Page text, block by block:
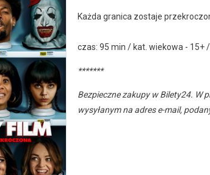
Każda granica zostaje
czas: 95 min / kat. wiekowa - 15+
*******
Bezpieczne zakupy w Bilety24.
wysyłanym na adres e-mail,